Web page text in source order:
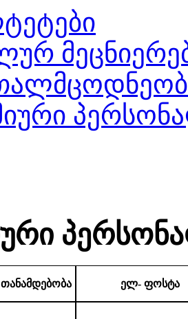
თანამდებობა ელ- ფოსტა